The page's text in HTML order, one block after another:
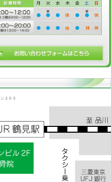
、肩痛/交通事故、ムチウチ
事故、ムチウチ
症だったということになる
交通事故後遺